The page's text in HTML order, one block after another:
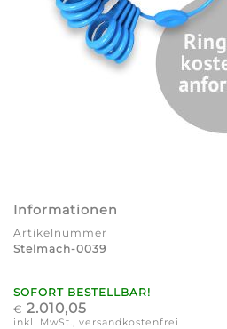
Informationen
Artikelnummer
Stelmach-0039
SOFORT BESTELLBAR!
€ 2.010,05
inkl. MwSt., versandkostenfrei